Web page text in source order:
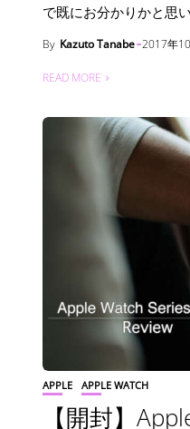
で既にお分かりかと思
By Kazuto Tanabe 2017年
READ MORE
APPLE APPLE WATCH
【開封】